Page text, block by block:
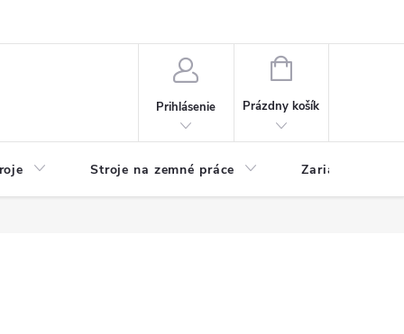
Prihlásenie
NÁKUPNÝ
Prázdny košík
Stroje na zemné práce Zariadenia na